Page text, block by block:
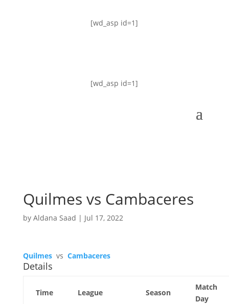
[wd_asp id=1]
[wd_asp id=1]
Quilmes vs Cambaceres
by Aldana Saad | Jul 17, 2022
Quilmes vs Cambaceres
Details
Time League Season
Match
Day